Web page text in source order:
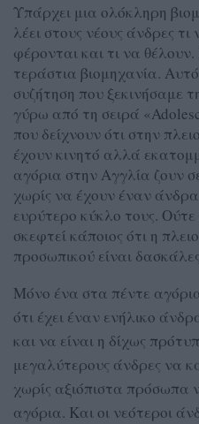
Υπάρχει μια ολόκληρη
λέει στους νέους άνδρες
φέρονται και τι να
τεράστια βιομηχανία.
συζήτηση που ξεκινήσαμε
γύρω από τη σειρά
που δείχνουν ότι στην
έχουν κινητό αλλά
αγόρια στην Αγγλία ζουν
χωρίς να έχουν έναν
ευρύτερο κύκλο τους.
σκεφτεί κάποιος ότι η
προσωπικού είναι
Μόνο ένα στα πέντε
ότι έχει έναν ενήλικο
και να είναι η δίχως
μεγαλύτερους άνδρες να
χωρίς αξιόπιστα πρόσωπα
αγόρια. Και οι νεότεροι